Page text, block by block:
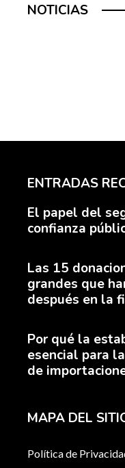
NOTICIAS
ENTRADAS
El papel del
confianza
Las 15
grandes que
después en la
Por qué la
esencial para
de
MAPA DEL
Política de